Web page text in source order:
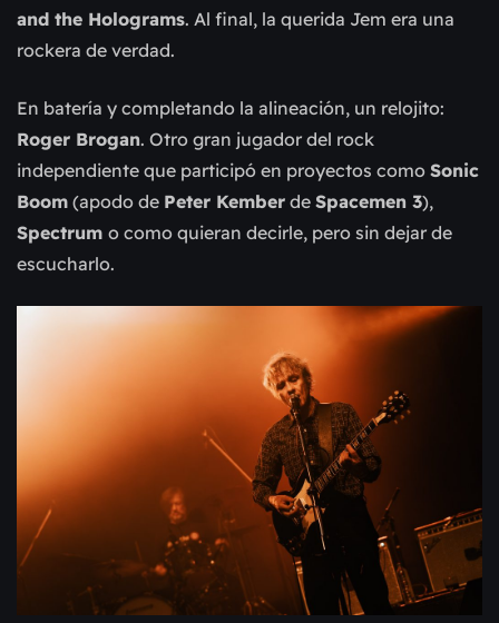
and the Holograms. Al final, la querida Jem era una
rockera de verdad.
En batería y completando la alineación, un relojito:
Roger Brogan. Otro gran jugador del rock
independiente que participó en proyectos como Sonic
Boom (apodo de Peter Kember de Spacemen 3),
Spectrum o como quieran decirle, pero sin dejar de
escucharlo.